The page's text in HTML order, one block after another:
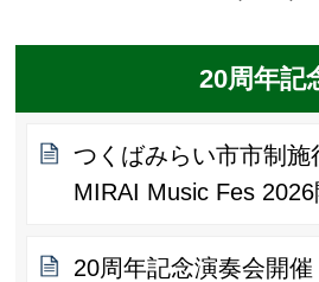
20周年記
つくばみらい市市制施
MIRAI Music Fes 2026
20周年記念演奏会開催